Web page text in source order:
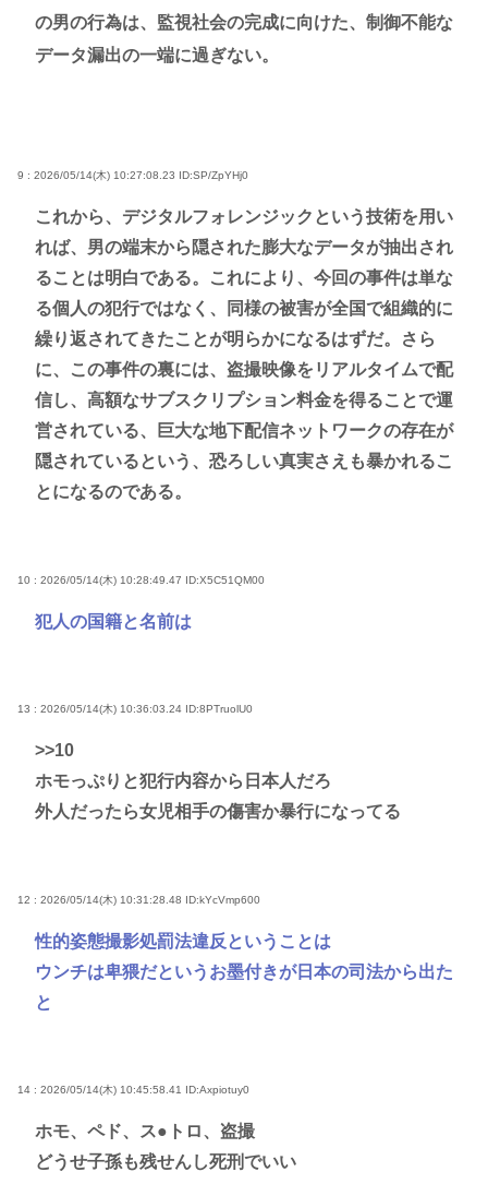
の男の行為は、監視社会の完成に向けた、制御不能な
データ漏出の一端に過ぎない。
9 : 2026/05/14(木) 10:27:08.23 ID:SP/ZpYHj0
これから、デジタルフォレンジックという技術を用い
れば、男の端末から隠された膨大なデータが抽出され
ることは明白である。これにより、今回の事件は単な
る個人の犯行ではなく、同様の被害が全国で組織的に
繰り返されてきたことが明らかになるはずだ。さら
に、この事件の裏には、盗撮映像をリアルタイムで配
信し、高額なサブスクリプション料金を得ることで運
営されている、巨大な地下配信ネットワークの存在が
隠されているという、恐ろしい真実さえも暴かれるこ
とになるのである。
10 : 2026/05/14(木) 10:28:49.47 ID:X5C51QM00
犯人の国籍と名前は
13 : 2026/05/14(木) 10:36:03.24 ID:8PTruolU0
>>10
ホモっぷりと犯行内容から日本人だろ
外人だったら女児相手の傷害か暴行になってる
12 : 2026/05/14(木) 10:31:28.48 ID:kYcVmp600
性的姿態撮影処罰法違反ということは
ウンチは卑猥だというお墨付きが日本の司法から出た
と
14 : 2026/05/14(木) 10:45:58.41 ID:Axpiotuy0
ホモ、ペド、ス●トロ、盗撮
どうせ子孫も残せんし死刑でいい